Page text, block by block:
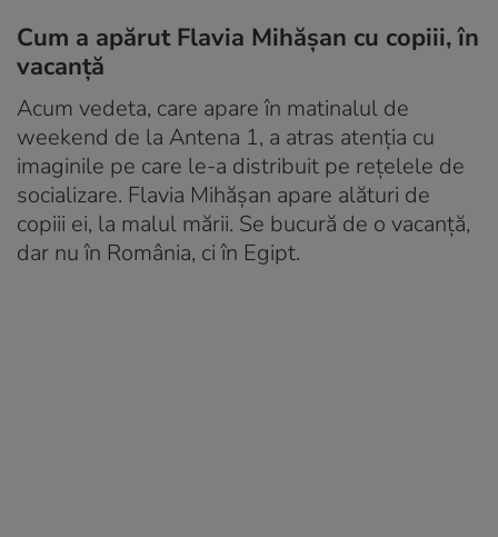
Cum a apărut Flavia Mihășan cu copiii, în
vacanță
Acum vedeta, care apare în matinalul de
weekend de la Antena 1, a atras atenția cu
imaginile pe care le-a distribuit pe rețelele de
socializare. Flavia Mihășan apare alături de
copiii ei, la malul mării. Se bucură de o vacanță,
dar nu în România, ci în Egipt.